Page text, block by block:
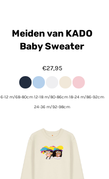
Meiden van KADO
Baby Sweater
€27,95
6-12 m/68-80cm 12-18 m/80-86cm 18-24 m/86-92cm
24-36 m/92-98cm